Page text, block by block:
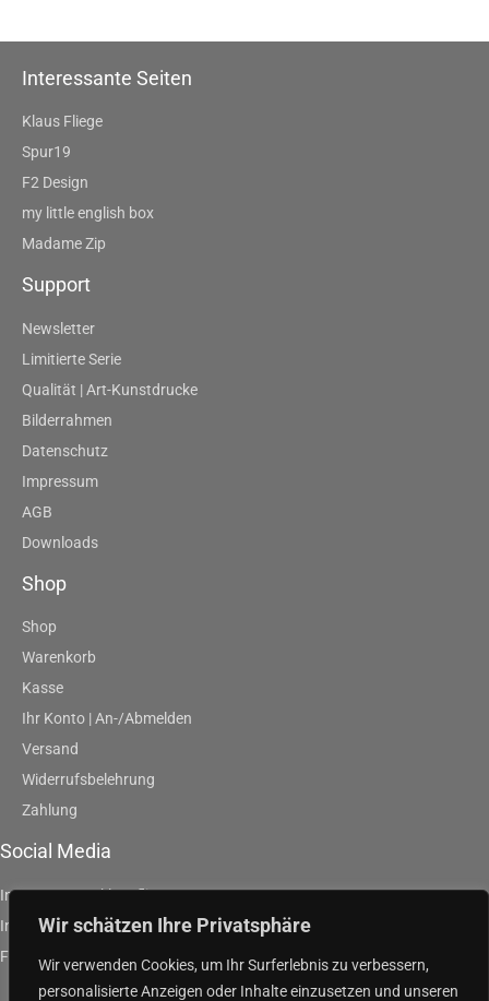
Wir schätzen Ihre Privatsphäre
Wir verwenden Cookies, um Ihr Surferlebnis zu verbessern,
personalisierte Anzeigen oder Inhalte einzusetzen und unseren
Interessante Seiten
Klaus Fliege
Spur19
F2 Design
my little english box
Madame Zip
Support
Newsletter
Limitierte Serie
Qualität | Art-Kunstdrucke
Bilderrahmen
Datenschutz
Impressum
AGB
Downloads
Shop
Shop
Warenkorb
Kasse
Ihr Konto | An-/Abmelden
Versand
Widerrufsbelehrung
Zahlung
Social Media
Instagram | artklausfliege
Instagram | artpurpleandgreen
Facebook | Klaus Fliege